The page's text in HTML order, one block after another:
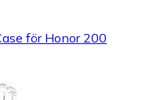
för Honor 200